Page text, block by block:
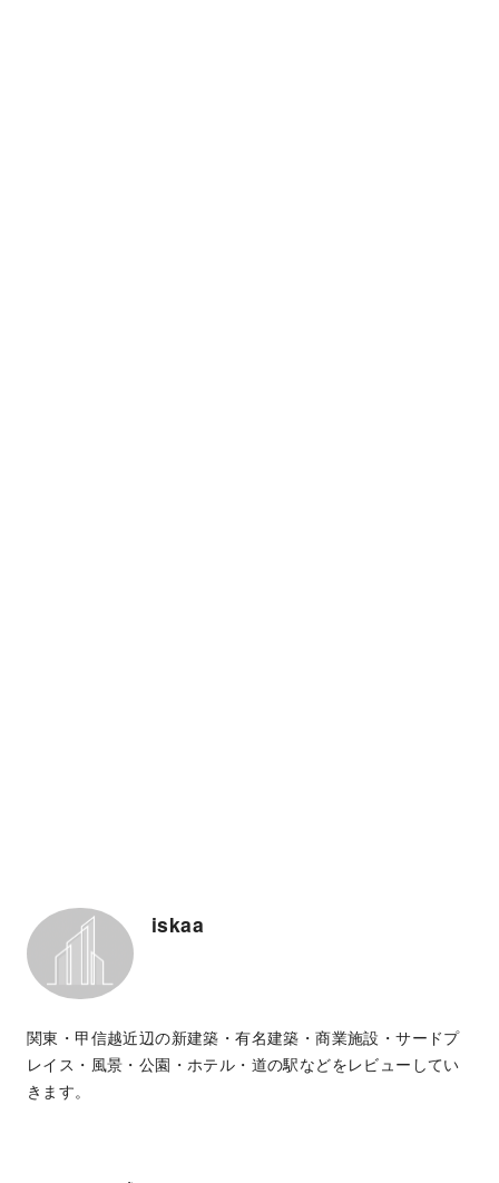
iskaa
関東・甲信越近辺の新建築・有名建築・商業施設・サードプ
レイス・風景・公園・ホテル・道の駅などをレビューしてい
きます。